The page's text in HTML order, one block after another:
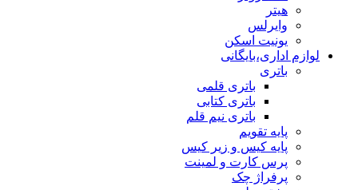
هیتر
وایرلس
یونیت اسکن
لوازم اداری،بایگانی
باتری
باتری قلمی
باتری کتابی
باتری نیم قلم
پایه تقویم
پایه کیس و زیر کیس
پرس کارت و لمینت
پرفراژ چک